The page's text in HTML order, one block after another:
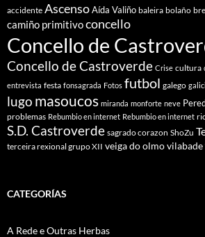
accidente AscensoAída Valiño baleira bolaño
camiño primitivoconcello
Concello de
Concello de Castroverde Crise cultura
entrevista festa fonsagrada Fotos futbol galego
lugo masoucos miranda monforte neve
problemas Rebumbio en internet Rebumbio en internet
S.D. Castroverde sagrado corazon ShoZu
terceira rexional grupo XII veiga do olmovilabade
CATEGORÍAS
A Rede e Outras Herbas